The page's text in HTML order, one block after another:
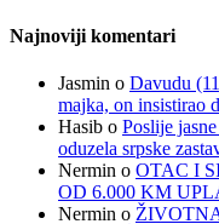
Najnoviji komentari
Jasmin o Davudu
majka, on insistirao
Hasib o Poslije
oduzela srpske
Nermin o OTAC I
OD 6.000 KM
Nermin o